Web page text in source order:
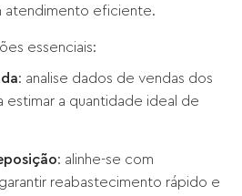
atendimento eficiente.
essenciais:
: analise dados de vendas dos
estimar a quantidade ideal de
: alinhe-se com
reabastecimento rápido e